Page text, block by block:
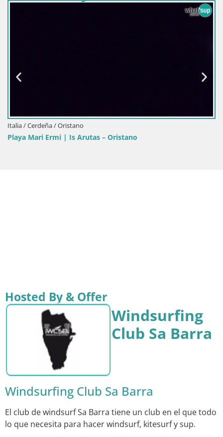
Italia / Cerdeña / Oristano
Playa Mari Ermi | Is Arutas – Oristano
Hosted By & Offer
Windsurfing
Club Sa Barra
Windsurfing Club Sa Barra
El club de windsurf Sa Barra tiene un club en el que todo
lo que necesita para hacer windsurf, kitesurf y sup.